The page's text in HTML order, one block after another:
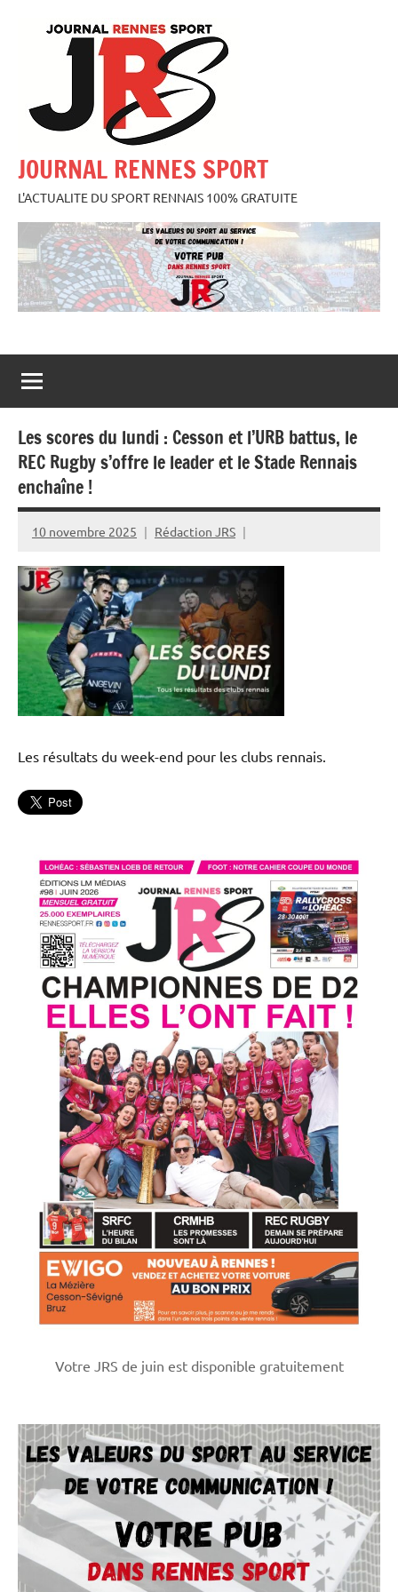
JOURNAL RENNES SPORT
L'ACTUALITE DU SPORT RENNAIS 100% GRATUITE
Les scores du lundi : Cesson et l’URB battus, le
REC Rugby s’offre le leader et le Stade Rennais
enchaîne !
10 novembre 2025 Rédaction JRS
Les résultats du week-end pour les clubs rennais.
Votre JRS de juin est disponible gratuitement